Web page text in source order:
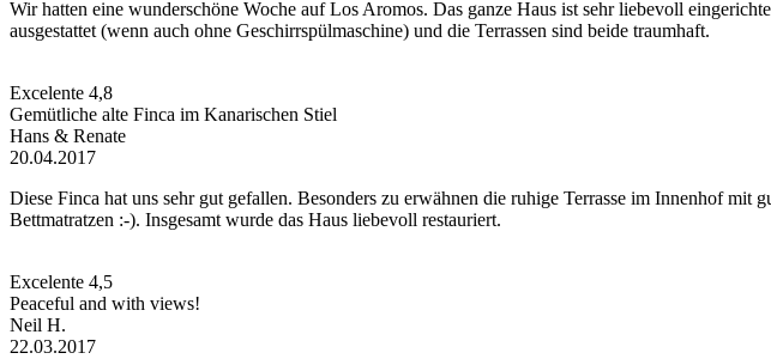
Wir hatten eine wunderschöne Woche auf Los Aromos. Das ganze Haus ist sehr liebevoll
ausgestattet (wenn auch ohne Geschirrspülmaschine) und die Terrassen sind beide traumhaft.
Excelente 4,8
Gemütliche alte Finca im Kanarischen Stiel
Hans & Renate
20.04.2017
Diese Finca hat uns sehr gut gefallen. Besonders zu erwähnen die ruhige Terrasse im Innenhof mit
Bettmatratzen :-). Insgesamt wurde das Haus liebevoll restauriert.
Excelente 4,5
Peaceful and with views!
Neil H.
22.03.2017